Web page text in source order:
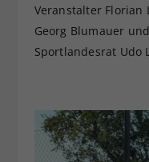
Veranstalter Florian
Georg Blumauer
Sportlandesrat Udo